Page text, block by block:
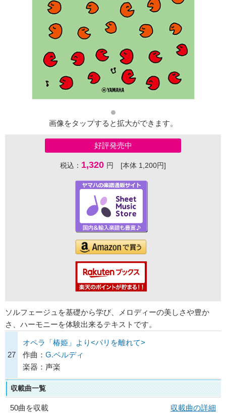
画像をタップすると拡大ができます。
好評発売中
税込： 1,320 円 [本体 1,200円]
ソルフェージュを基礎から学び、メロディーの美しさや豊か
さ、ハーモニーを体験出来るテキストです。
27
オペラ「椿姫」より<パリを離れて>
作曲： G.ベルディ
楽器：声楽
収載曲一覧
50曲を収載
収載曲の詳細